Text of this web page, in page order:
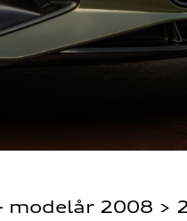
modelår 2008 >